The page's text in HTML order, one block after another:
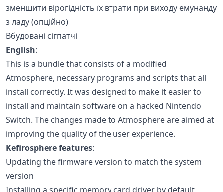
зменшити вірогідність їх втрати при виходу емунанду
з ладу (опційно)
Вбудовані сігпатчі
English:
This is a bundle that consists of a modified
Atmosphere, necessary programs and scripts that all
install correctly. It was designed to make it easier to
install and maintain software on a hacked Nintendo
Switch. The changes made to Atmosphere are aimed at
improving the quality of the user experience.
Kefirosphere features:
Updating the firmware version to match the system
version
Installing a specific memory card driver by default